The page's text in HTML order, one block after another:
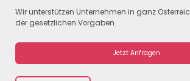
Wir unterstützen Unternehmen in ganz
der gesetzlichen Vorgaben.
Jetzt Anfragen